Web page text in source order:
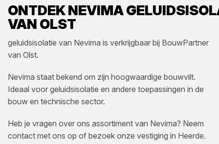
ONTDEKNEVIMA
VAN OLST
geluidsisolatie van Nevima is verkrijgbaar bij BouwPartner
van Olst.
Nevima staat bekend om zijn hoogwaardige bouwvilt.
Ideaal voor geluidsisolatie en andere toepassingen in de
bouw en technische sector.
Heb je vragen over ons assortiment van Nevima? Neem
contact met ons op of bezoek onze vestiging in Heerde.